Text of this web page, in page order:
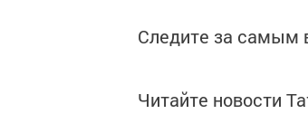
Следите за самым
Читайте новости